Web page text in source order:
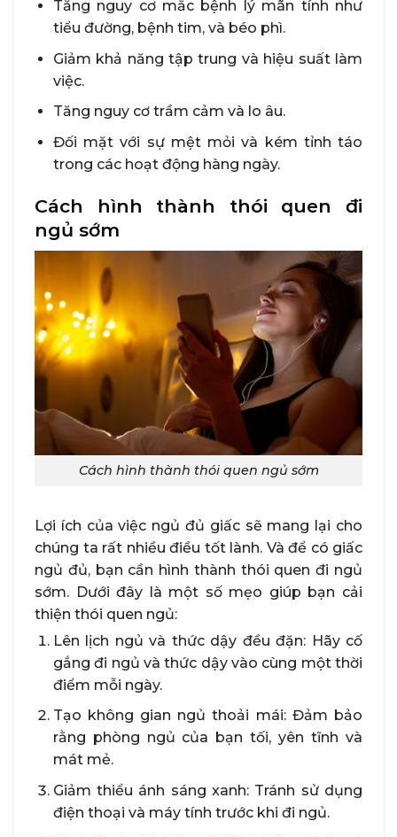
Tăng nguy cơ mắc bệnh lý mãn tính như
tiểu đường, bệnh tim, và béo phì.
Giảm khả năng tập trung và hiệu suất làm
việc.
Tăng nguy cơ trầm cảm và lo âu.
Đối mặt với sự mệt mỏi và kém tỉnh táo
trong các hoạt động hàng ngày.
Cách hình thành thói quen đi
ngủ sớm
Cách hình thành thói quen ngủ sớm
Lợi ích của việc ngủ đủ giấc sẽ mang lại cho
chúng ta rất nhiều điều tốt lành. Và để có giấc
ngủ đủ, bạn cần hình thành thói quen đi ngủ
sớm. Dưới đây là một số mẹo giúp bạn cải
thiện thói quen ngủ:
Lên lịch ngủ và thức dậy đều đặn: Hãy cố
gắng đi ngủ và thức dậy vào cùng một thời
điểm mỗi ngày.
Tạo không gian ngủ thoải mái: Đảm bảo
rằng phòng ngủ của bạn tối, yên tĩnh và
mát mẻ.
Giảm thiểu ánh sáng xanh: Tránh sử dụng
điện thoại và máy tính trước khi đi ngủ.